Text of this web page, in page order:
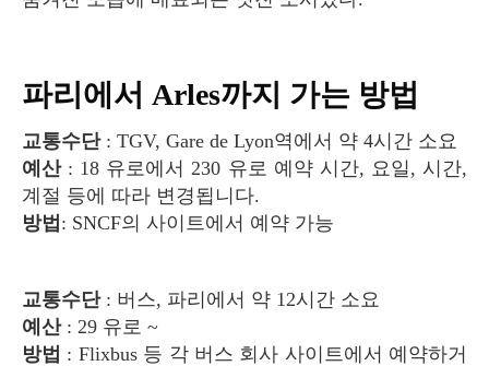
파리에서 Arles까지 가는 방법
교통수단: TGV, Gare de Lyon역에서 약 4시간 소요
예산: 18 유로에서 230 유로 예약 시간, 요일, 시간,
계절 등에 따라 변경됩니다.
방법 : SNCF의 사이트에서 예약 가능
교통수단: 버스, 파리에서 약 12시간 소요
예산: 29 유로 ~
방법 : Flixbus 등 각 버스 회사 사이트에서 예약하거